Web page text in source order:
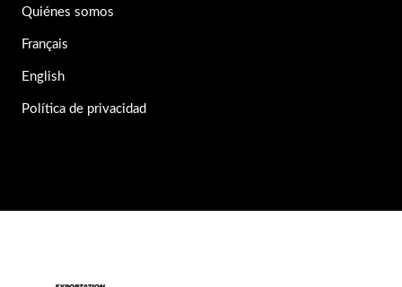
Quiénes somos
Français
English
Política de privacidad